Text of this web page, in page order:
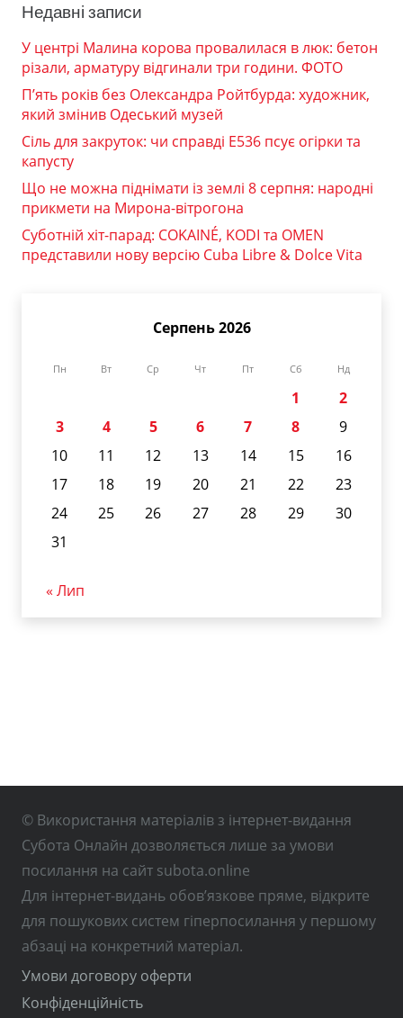
Недавні записи
У центрі Малина корова провалилася в люк: бетон
різали, арматуру відгинали три години. ФОТО
П’ять років без Олександра Ройтбурда: художник,
який змінив Одеський музей
Сіль для закруток: чи справді Е536 псує огірки та
капусту
Що не можна піднімати із землі 8 серпня: народні
прикмети на Мирона-вітрогона
Суботній хіт-парад: COKAINÉ, KODI та OMEN
представили нову версію Cuba Libre & Dolce Vita
Серпень 2026
Пн Вт Ср Чт Пт Сб Нд
1
2
3
4 5 6 7 8
9
10
11 12 13 14 15
16
17
18 19 20 21 22
23
24
25 26 27 28 29
30
31
« Лип
© Використання матеріалів з інтернет-видання
Субота Онлайн дозволяється лише за умови
посилання на сайт subota.online
Для інтернет-видань обов’язкове пряме, відкрите
для пошукових систем гіперпосилання у першому
абзаці на конкретний матеріал.
Умови договору оферти
Конфіденційність